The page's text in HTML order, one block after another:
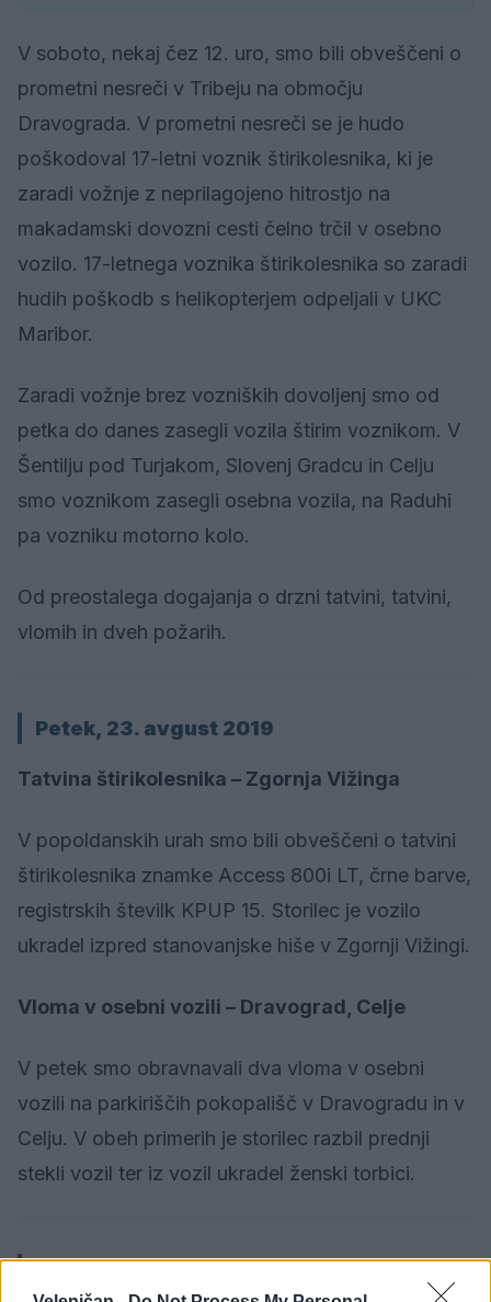
V soboto, nekaj čez 12. uro, smo bili obveščeni o
prometni nesreči v Tribeju na območju
Dravograda. V prometni nesreči se je hudo
poškodoval 17-letni voznik štirikolesnika, ki je
zaradi vožnje z neprilagojeno hitrostjo na
makadamski dovozni cesti čelno trčil v osebno
vozilo. 17-letnega voznika štirikolesnika so zaradi
hudih poškodb s helikopterjem odpeljali v UKC
Maribor.
Zaradi vožnje brez vozniških dovoljenj smo od
petka do danes zasegli vozila štirim voznikom. V
Šentilju pod Turjakom, Slovenj Gradcu in Celju
smo voznikom zasegli osebna vozila, na Raduhi
pa vozniku motorno kolo.
Od preostalega dogajanja o drzni tatvini, tatvini,
vlomih in dveh požarih.
Petek, 23. avgust 2019
Tatvina štirikolesnika – Zgornja Vižinga
V popoldanskih urah smo bili obveščeni o tatvini
štirikolesnika znamke Access 800i LT, črne barve,
registrskih številk KPUP 15. Storilec je vozilo
ukradel izpred stanovanjske hiše v Zgornji Vižingi.
Vloma v osebni vozili – Dravograd, Celje
V petek smo obravnavali dva vloma v osebni
vozili na parkiriščih pokopališč v Dravogradu in v
Celju. V obeh primerih je storilec razbil prednji
stekli vozil ter iz vozil ukradel ženski torbici.
Sobota, 24. avgust 2019